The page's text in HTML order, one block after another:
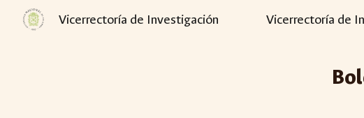
Skip to main
Vicerrectoría de Investigación Vicerrectoría de